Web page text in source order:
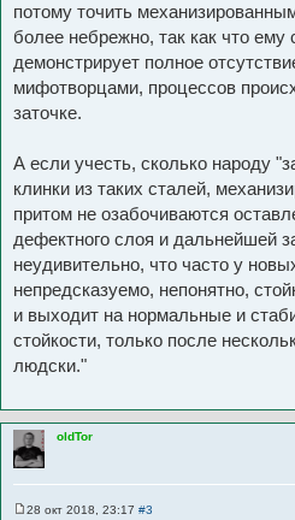
потому точить
более небрежно, так как что ему
демонстрирует полное
мифотворцами, процессов
заточке.
А если учесть, сколько народу
клинки из таких сталей,
притом не озабочиваются
дефектного слоя и дальнейшей
неудивительно, что часто у
непредсказуемо, непонятно,
и выходит на нормальные и
стойкости, только после
людски."
oldTor
28 окт 2018, 23:17 #3